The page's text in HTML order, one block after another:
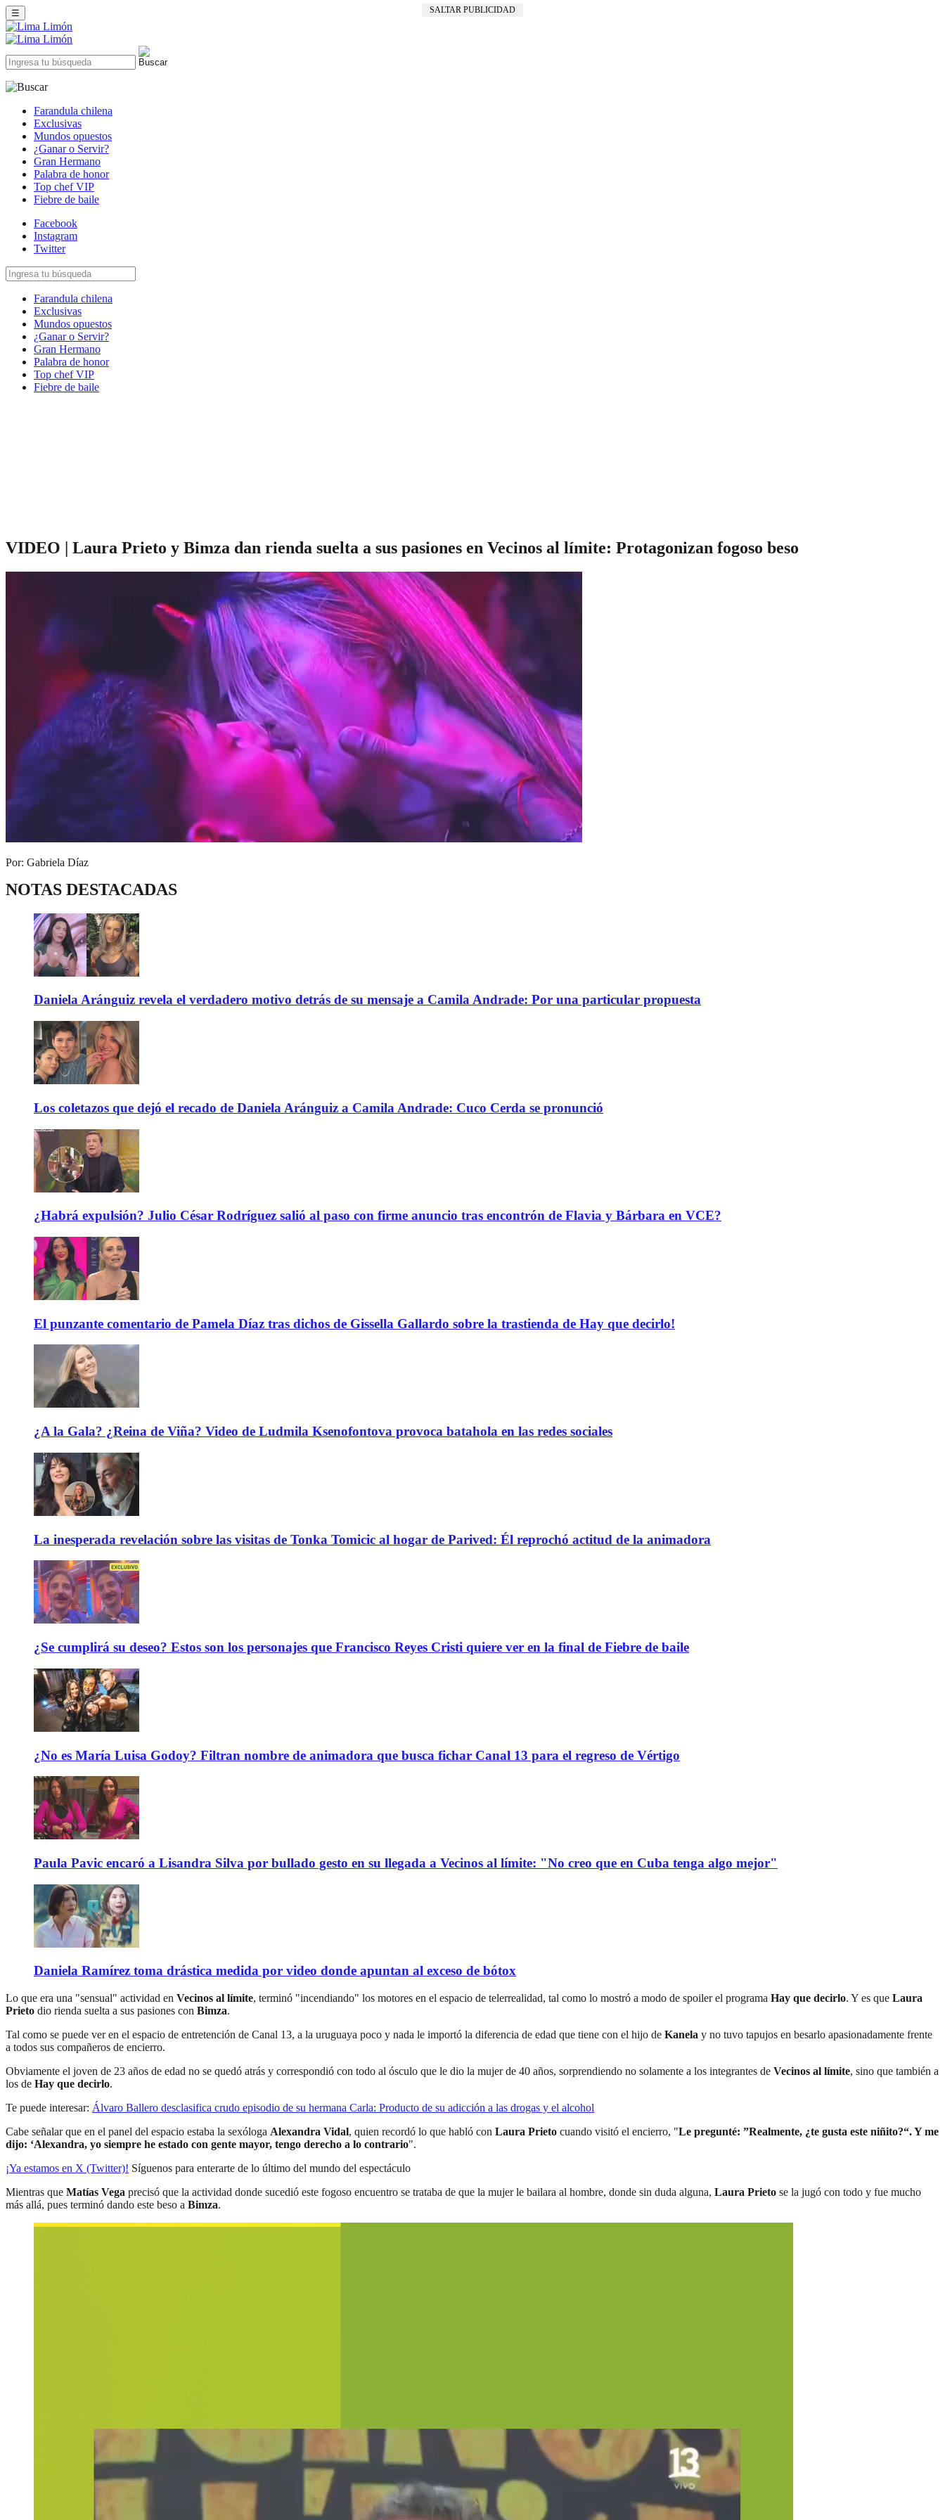
SALTAR PUBLICIDAD
☰
Farandula chilena
Exclusivas
Mundos opuestos
¿Ganar o Servir?
Gran Hermano
Palabra de honor
Top chef VIP
Fiebre de baile
Facebook
Instagram
Twitter
Farandula chilena
Exclusivas
Mundos opuestos
¿Ganar o Servir?
Gran Hermano
Palabra de honor
Top chef VIP
Fiebre de baile
VIDEO | Laura Prieto y Bimza dan rienda suelta a sus pasiones en Vecinos al límite: Protagonizan fogoso beso
Por: Gabriela Díaz
NOTAS DESTACADAS
Daniela Aránguiz revela el verdadero motivo detrás de su mensaje a Camila Andrade: Por una particular propuesta
Los coletazos que dejó el recado de Daniela Aránguiz a Camila Andrade: Cuco Cerda se pronunció
¿Habrá expulsión? Julio César Rodríguez salió al paso con firme anuncio tras encontrón de Flavia y Bárbara en VCE?
El punzante comentario de Pamela Díaz tras dichos de Gissella Gallardo sobre la trastienda de Hay que decirlo!
¿A la Gala? ¿Reina de Viña? Video de Ludmila Ksenofontova provoca batahola en las redes sociales
La inesperada revelación sobre las visitas de Tonka Tomicic al hogar de Parived: Él reprochó actitud de la animadora
¿Se cumplirá su deseo? Estos son los personajes que Francisco Reyes Cristi quiere ver en la final de Fiebre de baile
¿No es María Luisa Godoy? Filtran nombre de animadora que busca fichar Canal 13 para el regreso de Vértigo
Paula Pavic encaró a Lisandra Silva por bullado gesto en su llegada a Vecinos al límite: "No creo que en Cuba tenga algo mejor"
Daniela Ramírez toma drástica medida por video donde apuntan al exceso de bótox
Lo que era una "sensual" actividad en Vecinos al límite, terminó "incendiando" los motores en el espacio de telerrealidad, tal como lo mostró a modo de spoiler el programa Hay que decirlo. Y es que Laura
Prieto dio rienda suelta a sus pasiones con Bimza.
Tal como se puede ver en el espacio de entretención de Canal 13, a la uruguaya poco y nada le importó la diferencia de edad que tiene con el hijo de Kanela y no tuvo tapujos en besarlo apasionadamente frente
a todos sus compañeros de encierro.
Obviamente el joven de 23 años de edad no se quedó atrás y correspondió con todo al ósculo que le dio la mujer de 40 años, sorprendiendo no solamente a los integrantes de Vecinos al límite, sino que también a
los de Hay que decirlo.
Te puede interesar: Álvaro Ballero desclasifica crudo episodio de su hermana Carla: Producto de su adicción a las drogas y el alcohol
Cabe señalar que en el panel del espacio estaba la sexóloga Alexandra Vidal, quien recordó lo que habló con Laura Prieto cuando visitó el encierro, "Le pregunté: ”Realmente, ¿te gusta este niñito?“. Y me
dijo: ‘Alexandra, yo siempre he estado con gente mayor, tengo derecho a lo contrario".
¡Ya estamos en X (Twitter)! Síguenos para enterarte de lo último del mundo del espectáculo
Mientras que Matías Vega precisó que la actividad donde sucedió este fogoso encuentro se trataba de que la mujer le bailara al hombre, donde sin duda alguna, Laura Prieto se la jugó con todo y fue mucho
más allá, pues terminó dando este beso a Bimza.